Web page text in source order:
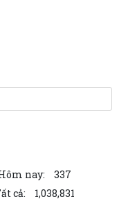
châu Âu về nhựa tái
vệ an ninh Tổ quốc, góp
phòng, chống thiên tai,